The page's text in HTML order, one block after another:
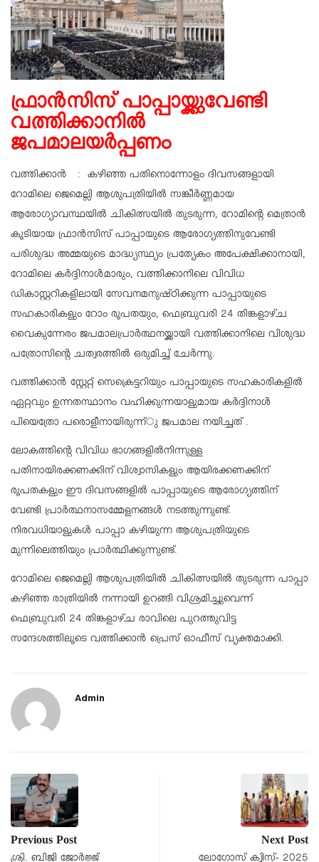
ഫ്രാന്‍സിസ് പാപ്പായ്ക്കുവേണ്ടി
വത്തിക്കാനില്‍
ജപമാലയര്‍പ്പണം
വത്തിക്കാന്‍ : കഴിഞ്ഞ പതിനൊന്നോളം ദിവസങ്ങളായി
റോമിലെ ജെമെല്ലി ആശുപത്രിയില്‍ സങ്കീര്‍ണ്ണമായ
ആരോഗ്യാവസ്ഥയില്‍ ചികിത്സയില്‍ തുടരുന്ന, റോമിന്റെ മെത്രാന്‍
കൂടിയായ ഫ്രാന്‍സിസ് പാപ്പായുടെ ആരോഗ്യത്തിനുവേണ്ടി
പരിശുദ്ധ അമ്മയുടെ മാദ്ധ്യസ്ഥ്യം പ്രത്യേകം അപേക്ഷിക്കാനായി,
റോമിലെ കര്‍ദ്ദിനാള്‍മാരും, വത്തിക്കാനിലെ വിവിധ
ഡികാസ്റ്ററികളിലായി സേവനമനുഷ്ഠിക്കുന്ന പാപ്പായുടെ
സഹകാരികളും റോം രൂപതയും, ഫെബ്രുവരി 24 തിങ്കളാഴ്ച
വൈകുന്നേരം ജപമാലപ്രാര്‍ത്ഥനയ്ക്കായി വത്തിക്കാനിലെ വിശുദ്ധ
പത്രോസിന്റെ ചത്വരത്തില്‍ ഒരുമിച്ച് ചേര്‍ന്നു.
വത്തിക്കാന്‍ സ്റ്റേറ്റ് സെക്രെട്ടറിയും പാപ്പായുടെ സഹകാരികളില്‍
ഏറ്റവും ഉന്നതസ്ഥാനം വഹിക്കുന്നയാളുമായ കര്‍ദ്ദിനാള്‍
പിയെത്രോ പരൊളീനായിരുന്ന്ു ജപമാല നയിച്ചത് .
ലോകത്തിന്റെ വിവിധ ഭാഗങ്ങളില്‍നിന്നുള്ള
പതിനായിരക്കണക്കിന് വിശ്വാസികളും ആയിരക്കണക്കിന്
രൂപതകളും ഈ ദിവസങ്ങളില്‍ പാപ്പായുടെ ആരോഗ്യത്തിന്
വേണ്ടി പ്രാര്‍ത്ഥനാസമ്മേളനങ്ങള്‍ നടത്തുന്നുണ്ട്.
നിരവധിയാളുകള്‍ പാപ്പാ കഴിയുന്ന ആശുപത്രിയുടെ
മുന്നിലെത്തിയും പ്രാര്‍ത്ഥിക്കുന്നുണ്ട്.
റോമിലെ ജെമെല്ലി ആശുപത്രിയില്‍ ചികിത്സയില്‍ തുടരുന്ന പാപ്പാ
കഴിഞ്ഞ രാത്രിയില്‍ നന്നായി ഉറങ്ങി വിശ്രമിച്ചുവെന്ന്
ഫെബ്രുവരി 24 തിങ്കളാഴ്ച രാവിലെ പുറത്തുവിട്ട
സന്ദേശത്തിലൂടെ വത്തിക്കാന്‍ പ്രെസ് ഓഫീസ് വ്യക്തമാക്കി.
Admin
Previous Post Next Post